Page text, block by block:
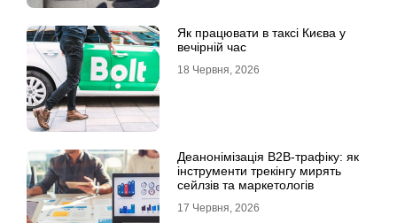
Як працювати в таксі Києва у
вечірній час
18 Червня, 2026
Деанонімізація B2B-трафіку: як
інструменти трекінгу мирять
сейлзів та маркетологів
17 Червня, 2026